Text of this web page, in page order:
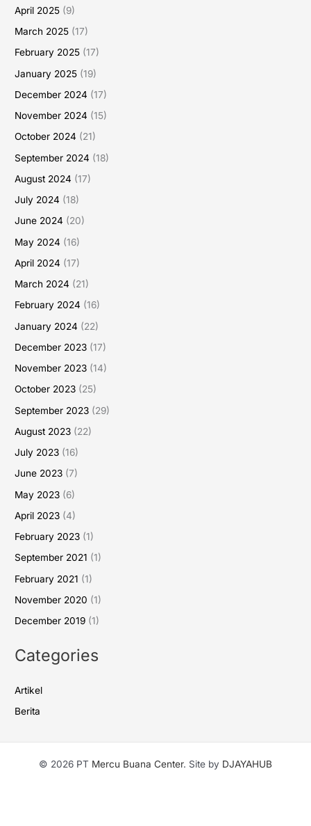
April 2025 (9)
March 2025 (17)
February 2025 (17)
January 2025 (19)
December 2024 (17)
November 2024 (15)
October 2024 (21)
September 2024 (18)
August 2024 (17)
July 2024 (18)
June 2024 (20)
May 2024 (16)
April 2024 (17)
March 2024 (21)
February 2024 (16)
January 2024 (22)
December 2023 (17)
November 2023 (14)
October 2023 (25)
September 2023 (29)
August 2023 (22)
July 2023 (16)
June 2023 (7)
May 2023 (6)
April 2023 (4)
February 2023 (1)
September 2021 (1)
February 2021 (1)
November 2020 (1)
December 2019 (1)
Categories
Artikel
Berita
© 2026 PT Mercu Buana Center. Site by DJAYAHUB